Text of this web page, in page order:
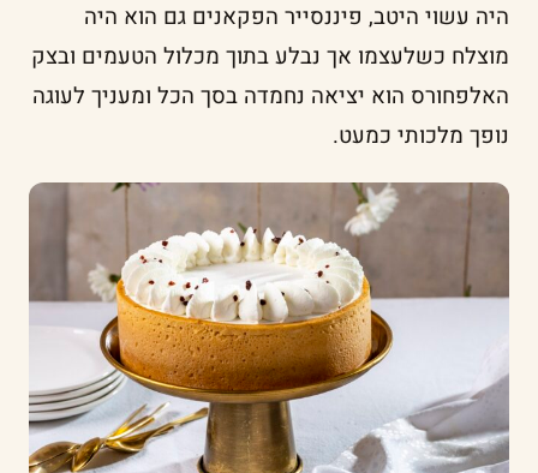
היה עשוי היטב, פיננסייר הפקאנים גם הוא היה
מוצלח כשלעצמו אך נבלע בתוך מכלול הטעמים ובצק
האלפחורס הוא יציאה נחמדה בסך הכל ומעניך לעוגה
נופך מלכותי כמעט.